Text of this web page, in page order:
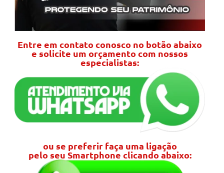
Entre em contato conosco no botão abaixo
e solicite um orçamento com nossos
especialistas:
ou se preferir faça uma ligação
pelo seu Smartphone clicando abaixo: